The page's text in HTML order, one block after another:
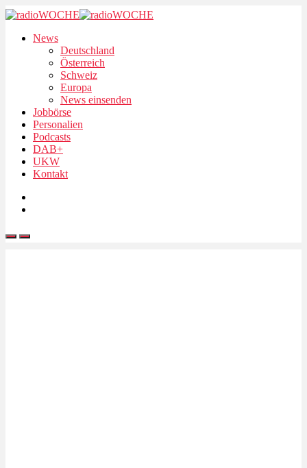
News
Deutschland
Österreich
Schweiz
Europa
News einsenden
Jobbörse
Personalien
Podcasts
DAB+
UKW
Kontakt